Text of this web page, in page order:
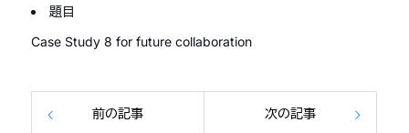
題目
Case Study 8 for future collaboration
前の記事 次の記事